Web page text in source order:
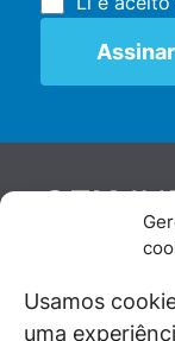
Usamos
uma
GEN
De maneira
juristas e
diante de